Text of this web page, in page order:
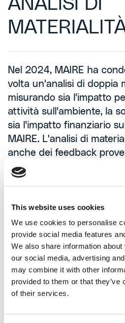
This website uses cookies
We use cookies to personalise
provide social media features
We also share information
our social media, advertising
may combine it with other
provided to them or that
of their services.
ANALISI DI
Nel 2024, MAIRE ha
volta un'analisi di doppia
misurando sia l'impatto
attività sull'ambiente, la
sia l'impatto finanziario
MAIRE. L'analisi di
anche dei feedback
coinvolgimento degli
che esterni. I suoi risultati
sostenibilità.
2024 Sustainability
Statement (integrato al
report finanziario)